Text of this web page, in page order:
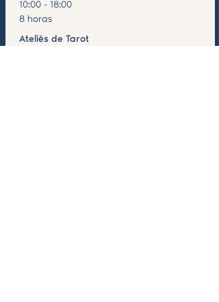
10:00 - 18:00
8 horas
Ateliês de Tarot